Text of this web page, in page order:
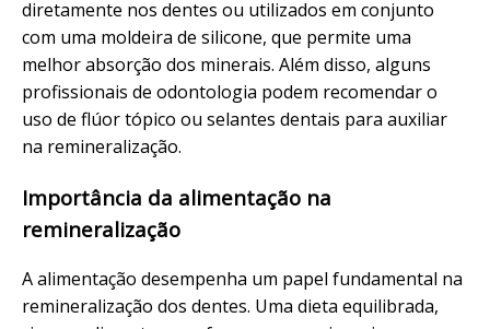
diretamente nos dentes ou utilizados em conjunto
com uma moldeira de silicone, que permite uma
melhor absorção dos minerais. Além disso, alguns
profissionais de odontologia podem recomendar o
uso de flúor tópico ou selantes dentais para auxiliar
na remineralização.
Importância da alimentação na
remineralização
A alimentação desempenha um papel fundamental na
remineralização dos dentes. Uma dieta equilibrada,